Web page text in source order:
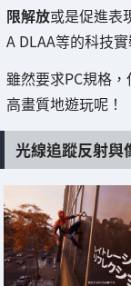
限解放或是促進表
A DLAA等的科技實
雖然要求PC規格
高畫質地遊玩呢！
光線追蹤反射與